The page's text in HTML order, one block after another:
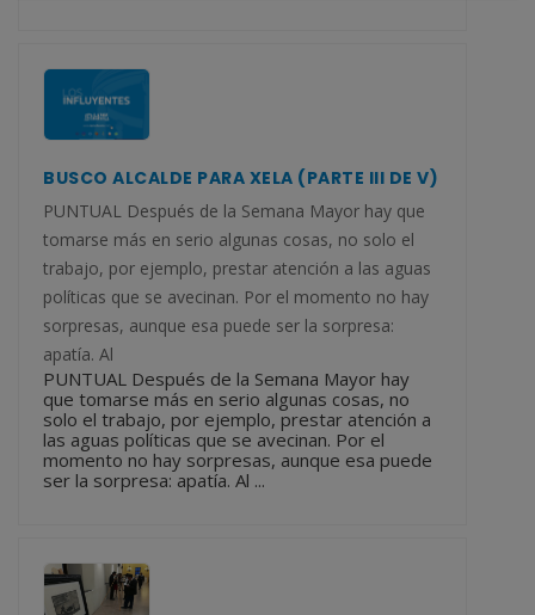
BUSCO ALCALDE PARA XELA (PARTE III DE V)
PUNTUAL Después de la Semana Mayor hay que
tomarse más en serio algunas cosas, no solo el
trabajo, por ejemplo, prestar atención a las aguas
políticas que se avecinan. Por el momento no hay
sorpresas, aunque esa puede ser la sorpresa:
apatía. Al
PUNTUAL Después de la Semana Mayor hay
que tomarse más en serio algunas cosas, no
solo el trabajo, por ejemplo, prestar atención a
las aguas políticas que se avecinan. Por el
momento no hay sorpresas, aunque esa puede
ser la sorpresa: apatía. Al ...